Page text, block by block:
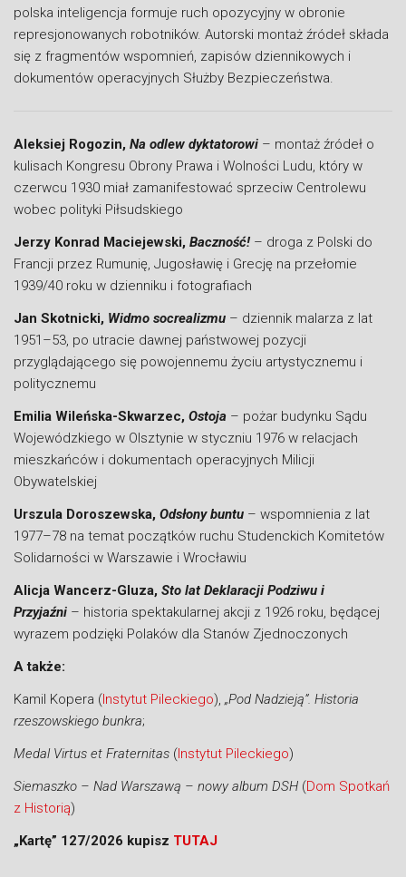
polska inteligencja formuje ruch opozycyjny w obronie
represjonowanych robotników. Autorski montaż źródeł składa
się z fragmentów wspomnień, zapisów dziennikowych i
dokumentów operacyjnych Służby Bezpieczeństwa.
Aleksiej Rogozin, Na odlew dyktatorowi – montaż źródeł o
kulisach Kongresu Obrony Prawa i Wolności Ludu, który w
czerwcu 1930 miał zamanifestować sprzeciw Centrolewu
wobec polityki Piłsudskiego
Jerzy Konrad Maciejewski, Baczność! – droga z Polski do
Francji przez Rumunię, Jugosławię i Grecję na przełomie
1939/40 roku w dzienniku i fotografiach
Jan Skotnicki, Widmo socrealizmu – dziennik malarza z lat
1951–53, po utracie dawnej państwowej pozycji
przyglądającego się powojennemu życiu artystycznemu i
politycznemu
Emilia Wileńska-Skwarzec, Ostoja – pożar budynku Sądu
Wojewódzkiego w Olsztynie w styczniu 1976 w relacjach
mieszkańców i dokumentach operacyjnych Milicji
Obywatelskiej
Urszula Doroszewska, Odsłony buntu – wspomnienia z lat
1977–78 na temat początków ruchu Studenckich Komitetów
Solidarności w Warszawie i Wrocławiu
Alicja Wancerz-Gluza, Sto lat Deklaracji Podziwu i
Przyjaźni – historia spektakularnej akcji z 1926 roku, będącej
wyrazem podzięki Polaków dla Stanów Zjednoczonych
A także:
Kamil Kopera (Instytut Pileckiego), „Pod Nadzieją”. Historia
rzeszowskiego bunkra;
Medal Virtus et Fraternitas (Instytut Pileckiego)
Siemaszko – Nad Warszawą – nowy album DSH (Dom Spotkań
z Historią)
„Kartę” 127/2026 kupisz TUTAJ